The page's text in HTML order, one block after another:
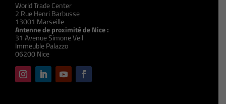
World Trade Center
2 Rue Henri Barbusse
13001 Marseille
Antenne de proximité de Nice :
31 Avenue Simone Veil
Immeuble Palazzo
06200 Nice